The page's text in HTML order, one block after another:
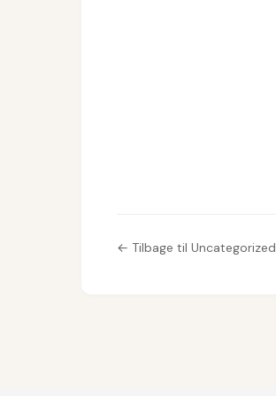
← Tilbage til Uncategorized